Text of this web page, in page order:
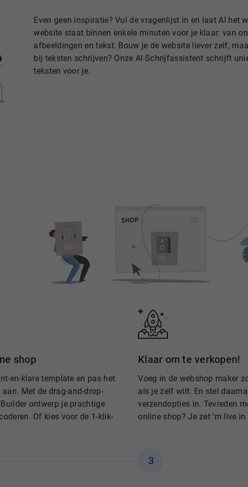
Even geen inspiratie? Vul de vragenlijst in en laat AI het
website staat binnen enkele minuten voor je klaar: van
afbeeldingen en tekst. Bouw je de website liever zelf,
bij teksten schrijven? Onze AI-Schrijfassistent schrijft
teksten voor je.
shop
en-klare template en pas het
Met de drag-and-drop-
ontwerp je prachtige
Of kies voor de 1-klik-
Klaar om te verkopen!
Voeg in de webshop maker
als je zelf wilt. En stel
verzendopties in. Tevreden
online shop? Je zet ‘m live
3